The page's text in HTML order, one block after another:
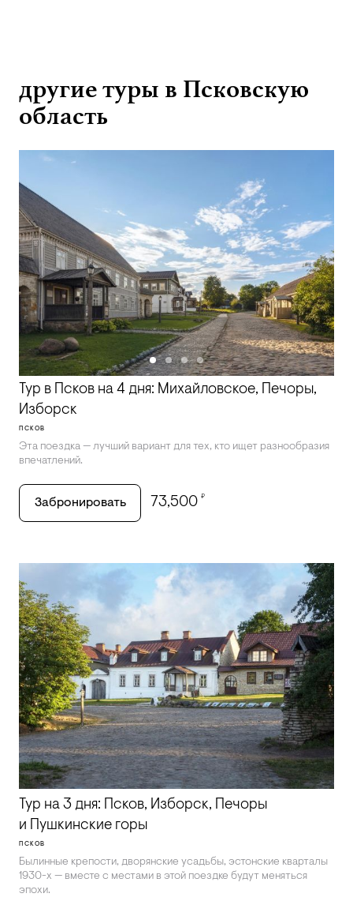
другие туры в Псковскую
область
Тур в Псков на 4 дня: Михайловское, Печоры,
Изборск
ПСКОВ
Эта поездка — лучший вариант для тех, кто ищет разнообразия
впечатлений.
Забронировать 73,500 ₽
Тур на 3 дня: Псков, Изборск, Печоры
и Пушкинские горы
ПСКОВ
Былинные крепости, дворянские усадьбы, эстонские кварталы
1930-х — вместе с местами в этой поездке будут меняться
эпохи.